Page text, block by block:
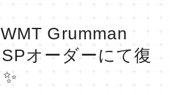
WMT Grumman
オーダーにて復